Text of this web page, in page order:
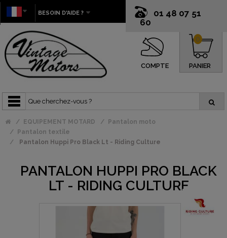
01 48 07 51
60
BESOIN D'AIDE ?
COMPTE PANIER
0
EQUIPEMENT MOTARD
Pantalon moto
Pantalon textile
Pantalon Huppi Pro Black Lt - Riding Culture
PANTALON HUPPI PRO BLACK
LT - RIDING CULTURE